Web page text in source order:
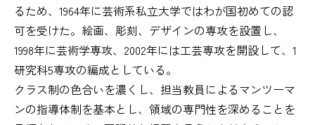
るため、1964年に芸術系私立大学ではわが国初めての認
可を受けた。絵画、彫刻、デザインの専攻を設置し、
1998年に芸術学専攻、2002年には工芸専攻を開設して、1
研究科5専攻の編成としている。
クラス制の色合いを濃くし、担当教員によるマンツーマ
ンの指導体制を基本とし、領域の専門性を深めることを